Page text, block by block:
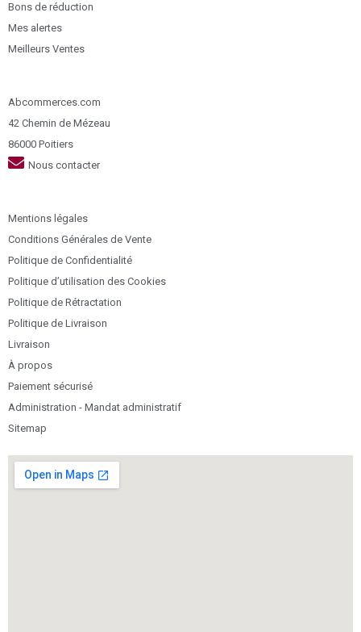
Bons de réduction
Mes alertes
Meilleurs Ventes
Abcommerces.com
42 Chemin de Mézeau
86000 Poitiers
Nous contacter
Mentions légales
Conditions Générales de Vente
Politique de Confidentialité
Politique d’utilisation des Cookies
Politique de Rétractation
Politique de Livraison
Livraison
À propos
Paiement sécurisé
Administration - Mandat administratif
Sitemap